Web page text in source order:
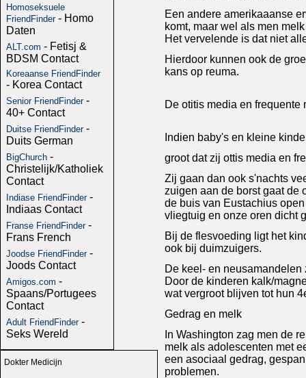
Homoseksuele
FriendFinder- Homo
Daten
ALT.com - Fetisj &
BDSM Contact
Koreaanse FriendFinder
- Korea Contact
Senior FriendFinder-
40+ Contact
Duitse FriendFinder-
Duits German
BigChurch -
Christelijk/Katholiek
Contact
Indiase FriendFinder-
Indiaas Contact
Franse FriendFinder-
Frans French
Joodse FriendFinder-
Joods Contact
Amigos.com -
Spaans/Portugees
Contact
Adult FriendFinder-
Seks Wereld
Dokter Medicijn
Een andere amerikaaanse
komt, maar wel als men
Het vervelende is dat niet
Hierdoor kunnen ook de
kans op reuma.
De otitis media en frequente
Indien baby's en kleine
groot dat zij ottis media en
Zij gaan dan ook s'nachts
zuigen aan de borst gaat de
de buis van Eustachius
vliegtuig en onze oren dicht
Bij de flesvoeding ligt het
ook bij duimzuigers.
De keel- en
Door de kinderen kalk/
wat vergroot blijven tot hun
Gedrag en melk
In Washington zag men de
melk als adolescenten met
een asociaal gedrag,
problemen.